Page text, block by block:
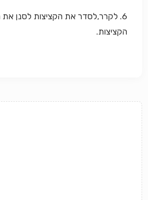
6. לקרר,לסדר את הקציצות לסנן את
הקציצות.